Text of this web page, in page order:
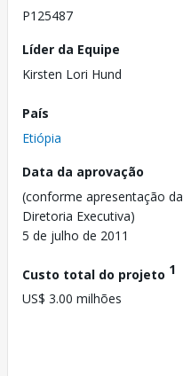
P125487
Líder da Equipe
Kirsten Lori Hund
País
Etiópia
Data da aprovação
(conforme apresentação da
Diretoria Executiva)
5 de julho de 2011
Custo total do projeto 1
US$ 3.00 milhões